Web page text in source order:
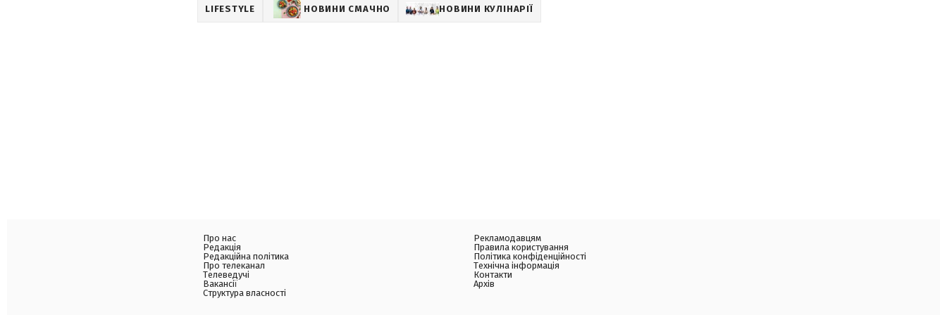
LIFESTYLE НОВИНИ СМАЧНО НОВИНИ КУЛІНАРІЇ
Про нас
Редакція
Редакційна політика
Про телеканал
Телеведучі
Вакансії
Структура власності
Рекламодавцям
Правила користування
Політика конфіденційності
Технічна інформація
Контакти
Архів